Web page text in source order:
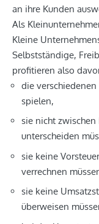
an ihre Kunden
Als
Kleine
Selbstständige,
profitieren also
die
spielen,
sie nicht
unterscheiden
sie keine
verrechnen
sie keine
überweisen